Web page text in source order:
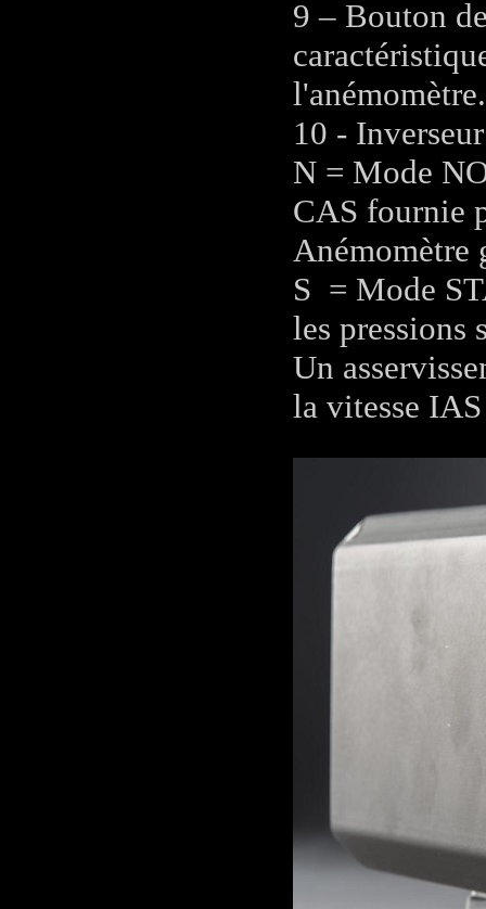
9 – Bouton
l'anémomètre.
10 -
N = Mode
CAS fournie
Anémomètre
S = Mode
les pressions
Un
la vitesse